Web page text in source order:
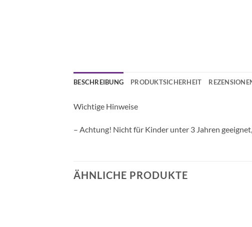
BESCHREIBUNG PRODUKTSICHERHEIT
Wichtige Hinweise
– Achtung! Nicht für Kinder unter 3 Jahren
ÄHNLICHE PRODUKTE